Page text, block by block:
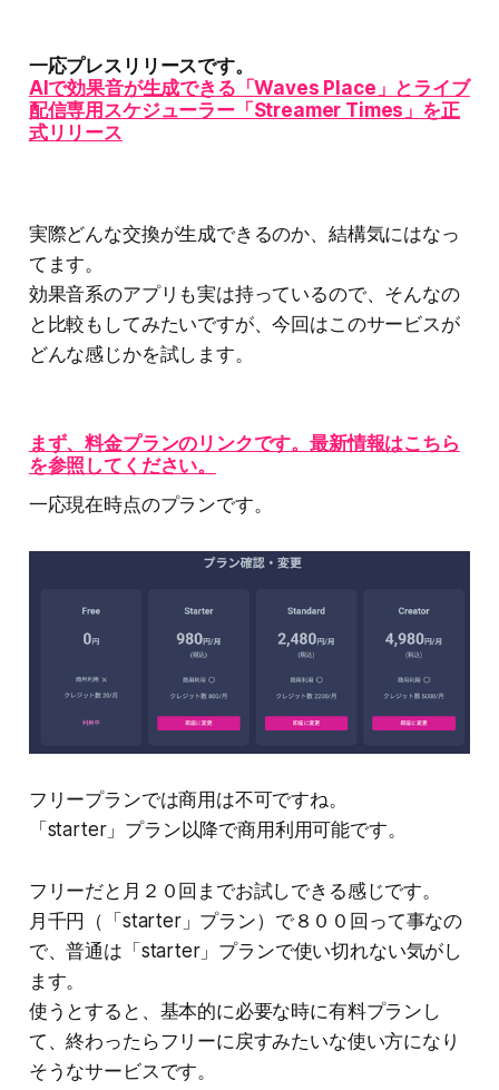
一応プレスリリースです。
AIで効果音が生成できる「Waves Place」とライブ
配信専用スケジューラー「Streamer Times」を正
式リリース
実際どんな交換が生成できるのか、結構気にはなっ
てます。
効果音系のアプリも実は持っているので、そんなの
と比較もしてみたいですが、今回はこのサービスが
どんな感じかを試します。
まず、料金プランのリンクです。最新情報はこちら
を参照してください。
一応現在時点のプランです。
フリープランでは商用は不可ですね。
「starter」プラン以降で商用利用可能です。
フリーだと月２０回までお試しできる感じです。
月千円（「starter」プラン）で８００回って事なの
で、普通は「starter」プランで使い切れない気がし
ます。
使うとすると、基本的に必要な時に有料プランし
て、終わったらフリーに戻すみたいな使い方になり
そうなサービスです。